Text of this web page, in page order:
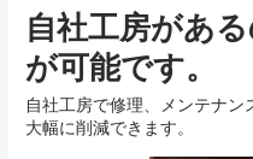
自社工房がある
が可能です。
自社工房で修理、メンテナ
大幅に削減できます。